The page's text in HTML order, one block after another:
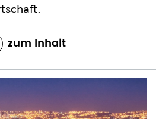
zum Inhalt